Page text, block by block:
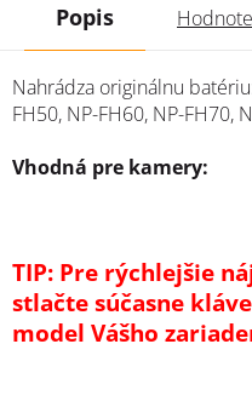
Popis
Nahrádza originálnu
FH50, NP-FH60, NP-FH70,
Vhodná pre kamery:
TIP: Pre rýchlejšie
stlačte súčasne
model Vášho